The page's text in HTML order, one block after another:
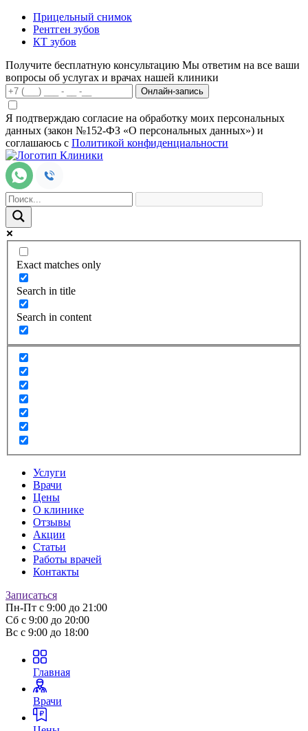
Прицельный снимок
Рентген зубов
КТ зубов
Получите бесплатную консультацию Мы ответим на все ваши
вопросы об услугах и врачах нашей клиники
Онлайн-запись
Я подтверждаю согласие на обработку моих персональных
данных (закон №152-ФЗ «О персональных данных») и
соглашаюсь с Политикой конфиденциальности
Exact matches only
Search in title
Search in content
Услуги
Врачи
Цены
О клинике
Отзывы
Акции
Статьи
Работы врачей
Контакты
Записаться
Пн-Пт с 9:00 до 21:00
Сб с 9:00 до 20:00
Вс с 9:00 до 18:00
Главная
Врачи